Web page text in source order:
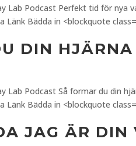
Lab Podcast Perfekt tid för nya
Länk Bädda in <blockquote
DIN HJÄRNA
Lab Podcast Så formar du din
Länk Bädda in <blockquote
JAG ÄR DIN